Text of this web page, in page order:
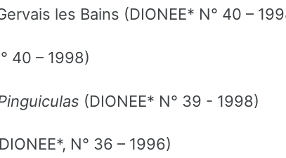
les Bains (DIONEE* N° 40 –
40 – 1998)
(DIONEE* N° 39 - 1998)
N° 36 – 1996)